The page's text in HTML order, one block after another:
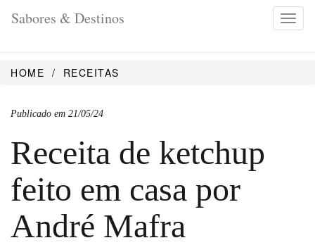
Sabores & Destinos
HOME RECEITAS
Publicado em 21/05/24
Receita de ketchup
feito em casa por
André Mafra